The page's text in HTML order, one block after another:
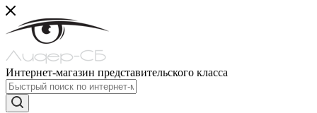
Интернет-магазин представительского класса